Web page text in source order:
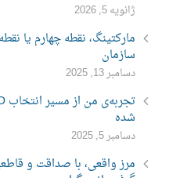
ژانویه 5, 2026
مارکتینگ، نقطه چهارم یا
سازمان
دسامبر 13, 2025
شده
دسامبر 5, 2025
مرز واقعی، با صداقت و